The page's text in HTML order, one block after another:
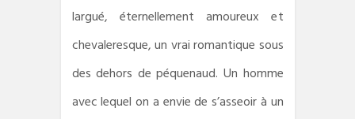
largué, éternellement amoureux et
chevaleresque, un vrai romantique sous
des dehors de péquenaud. Un homme
avec lequel on a envie de s’asseoir à un